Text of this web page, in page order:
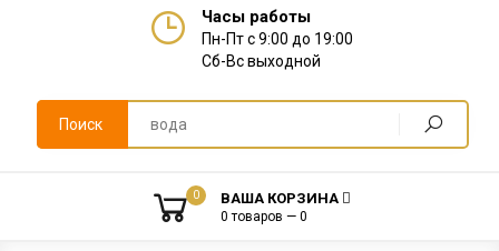
Часы работы
Пн-Пт с 9:00 до 19:00
Сб-Вс выходной
Поиск
0 ВАША КОРЗИНА
0 товаров — 0